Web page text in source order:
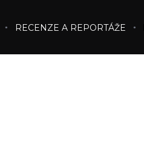
RECENZE A REPORTÁŽE